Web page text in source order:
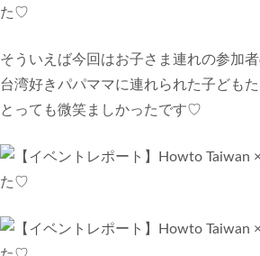
そういえば今回はお子さま連れの参加
台湾好きパパママに連れられた子ども
とっても微笑ましかったです♡